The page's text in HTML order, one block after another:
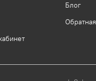
Блог